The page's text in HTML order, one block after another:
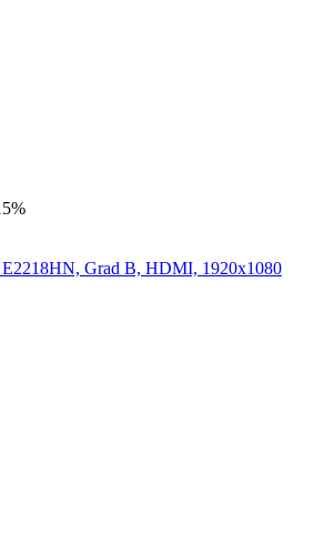
Grad B, HDMI, 1920x1080